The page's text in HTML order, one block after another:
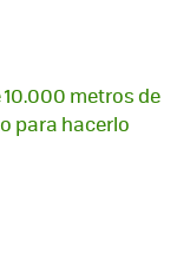
metros de
para hacerlo